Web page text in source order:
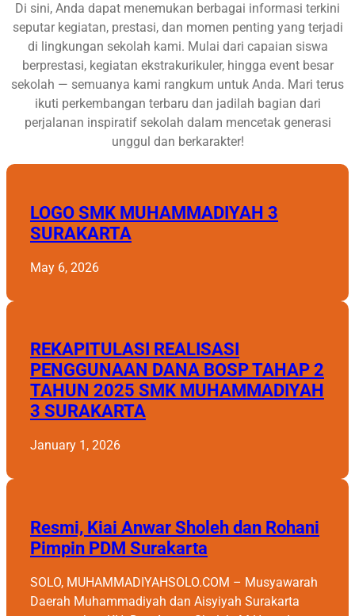
Di sini, Anda dapat menemukan berbagai informasi terkini
seputar kegiatan, prestasi, dan momen penting yang terjadi
di lingkungan sekolah kami. Mulai dari capaian siswa
berprestasi, kegiatan ekstrakurikuler, hingga event besar
sekolah — semuanya kami rangkum untuk Anda. Mari terus
ikuti perkembangan terbaru dan jadilah bagian dari
perjalanan inspiratif sekolah dalam mencetak generasi
unggul dan berkarakter!
LOGO SMK MUHAMMADIYAH 3
SURAKARTA
May 6, 2026
REKAPITULASI REALISASI
PENGGUNAAN DANA BOSP TAHAP 2
TAHUN 2025 SMK MUHAMMADIYAH
3 SURAKARTA
January 1, 2026
Resmi, Kiai Anwar Sholeh dan Rohani
Pimpin PDM Surakarta
SOLO, MUHAMMADIYAHSOLO.COM – Musyawarah
Daerah Muhammadiyah dan Aisyiyah Surakarta